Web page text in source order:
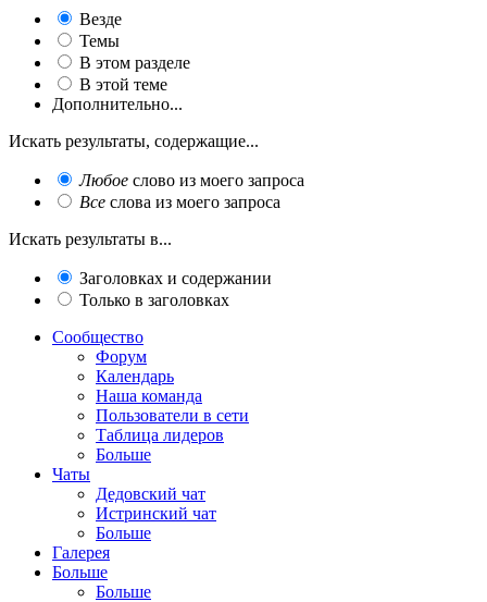
Везде
Темы
В этом разделе
В этой теме
Дополнительно...
Искать результаты, содержащие...
Любое слово из моего запроса
Все слова из моего запроса
Искать результаты в...
Заголовках и содержании
Только в заголовках
Сообщество
Форум
Календарь
Наша команда
Пользователи в сети
Таблица лидеров
Больше
Чаты
Дедовский чат
Истринский чат
Больше
Галерея
Больше
Больше